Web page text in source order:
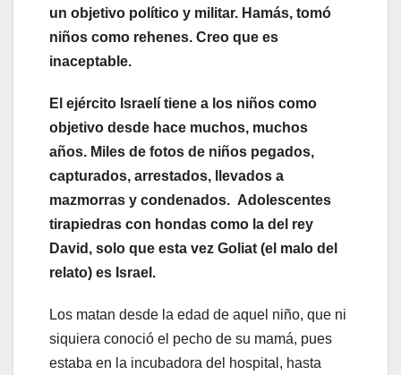
un objetivo político y militar. Hamás, tomó
niños como rehenes. Creo que es
inaceptable.
E l ejército Israelí tiene a los niños como
objetivo desde hace muchos, muchos
años. Miles de fotos de niños pegados,
capturados, arrestados, llevados a
mazmorras y condenados. Adolescentes
tirapiedras con hondas como la del rey
David, solo que esta vez Goliat (el malo del
relato) es Israel.
Los matan desde la edad de aquel niño, que ni
siquiera conoció el pecho de su mamá, pues
estaba en la incubadora del hospital, hasta